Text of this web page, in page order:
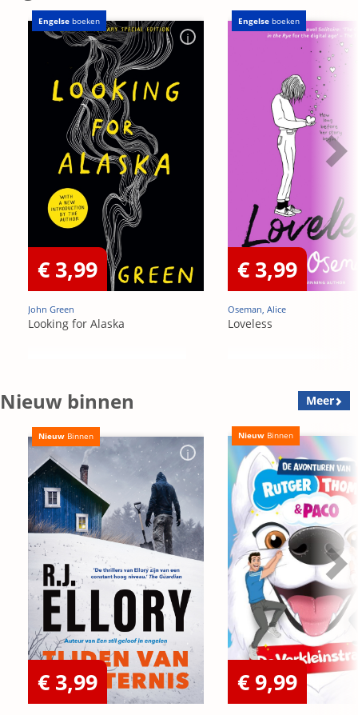
Engelse boeken
€ 3,99
John Green
Looking for Alaska
Engelse boeken
€ 3,99
Oseman, Alice
Loveless
Nieuw binnen Meer
Nieuw Binnen
€ 3,99
Nieuw Binnen
€ 9,99